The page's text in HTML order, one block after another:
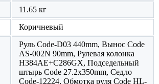
11.65 кг
Коричневый
Руль Code-D03 440mm, Вынос Code
AS-002N 90mm, Рулевая колонка
H384AE+C286GX, Подседельный
штырь Code 27.2x350mm, Седло
Code-12224, Обмотка руля Code HL-